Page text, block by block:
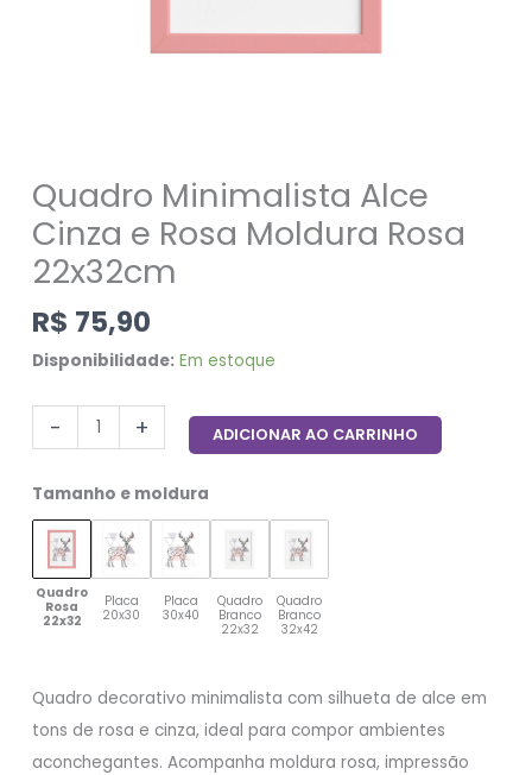
Quadro Minimalista Alce
Cinza e Rosa Moldura Rosa
22x32cm
R$ 75,90
Disponibilidade: Em estoque
- + ADICIONAR AO CARRINHO
Tamanho e moldura
Quadro
Rosa
22x32
Placa
20x30
Placa
30x40
Quadro
Branco
22x32
Quadro
Branco
32x42
Quadro decorativo minimalista com silhueta de alce em
tons de rosa e cinza, ideal para compor ambientes
aconchegantes. Acompanha moldura rosa, impressão